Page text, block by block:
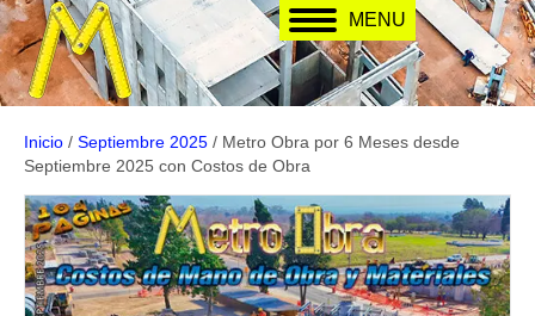
MENU
Inicio / Septiembre 2025 / Metro Obra por 6 Meses desde
Septiembre 2025 con Costos de Obra